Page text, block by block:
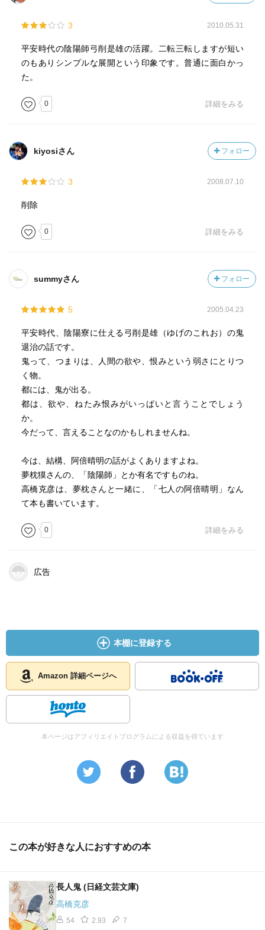
3 2010.05.31
平安時代の陰陽師弓削是雄の活躍。二転三転しますが短い
のもありシンプルな展開という印象です。普通に面白かっ
た。
0 詳細をみる
kiyosiさん フォロー
3 2008.07.10
削除
0 詳細をみる
summyさん フォロー
5 2005.04.23
平安時代、陰陽寮に仕える弓削是雄（ゆげのこれお）の鬼
退治の話です。
鬼って、つまりは、人間の欲や、恨みという弱さにとりつ
く物。
都には、鬼が出る。
都は、欲や、ねたみ恨みがいっぱいと言うことでしょう
か。
今だって、言えることなのかもしれませんね。
今は、結構、阿倍晴明の話がよくありますよね。
夢枕獏さんの、「陰陽師」とか有名ですものね。
高橋克彦は、夢枕さんと一緒に、「七人の阿倍晴明」なん
て本も書いています。
0 詳細をみる
広告
本棚に登録する
Amazon 詳細ページへ
本ページはアフィリエイトプログラムによる収益を得ています
この本が好きな人におすすめの本
長人鬼 (日経文芸文庫)
高橋克彦
54 2.93 7